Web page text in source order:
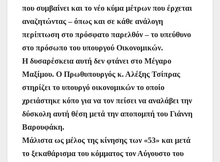
που συμβαίνει και το νέο κύμα μέτρων που έρχεται
αναζητώντας – όπως και σε κάθε ανάλογη
περίπτωση στο πρόσφατο παρελθόν – το υπεύθυνο
στο πρόσωπο του υπουργού Oικονομικών.
Η δυσαρέσκεια αυτή δεν φτάνει στο Μέγαρο
Μαξίμου. Ο Πρωθυπουργός κ. Αλέξης Τσίπρας
στηρίζει το υπουργό οικονομικών το οποίο
χρειάστηκε κόπο για να τον πείσει να αναλάβει την
δύσκολη αυτή θέση μετά την αποπομπή του Γιάννη
Βαρουφάκη.
Μάλιστα ως μέλος της κίνησης των «53» και μετά
το ξεκαθάρισμα του κόμματος τον Αύγουστο του